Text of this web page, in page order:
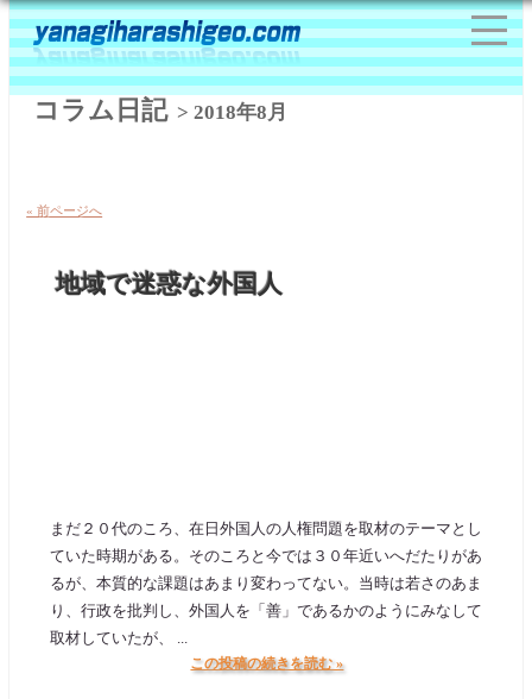
コラム日記> 2018年8月
« 前ページへ
地域で迷惑な外国人
まだ２０代のころ、在日外国人の人権問題を取材のテーマとし
ていた時期がある。そのころと今では３０年近いへだたりがあ
るが、本質的な課題はあまり変わってない。当時は若さのあま
り、行政を批判し、外国人を「善」であるかのようにみなして
取材していたが、 ...
この投稿の続きを読む »